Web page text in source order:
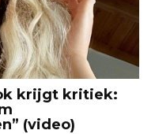
krijgt kritiek:
(video)